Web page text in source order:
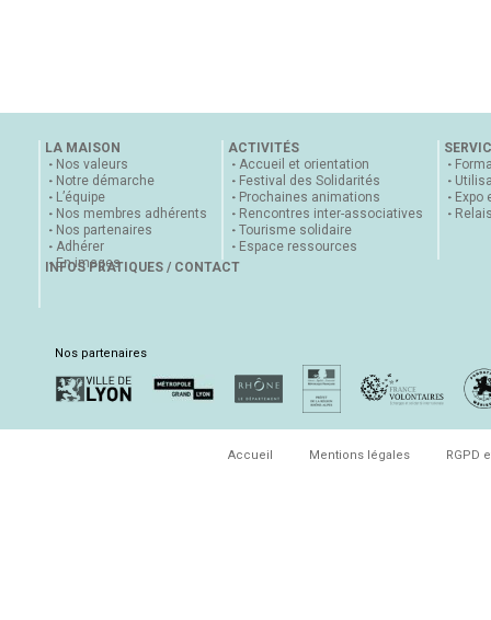
LA MAISON
Nos valeurs
Notre démarche
L’équipe
Nos membres adhérents
Nos partenaires
Adhérer
En images
ACTIVITÉS
Accueil et orientation
Festival des Solidarités
Prochaines animations
Rencontres inter-associatives
Tourisme solidaire
Espace ressources
Expo
INFOS PRATIQUES / CONTACT
Nos partenaires
Accueil Mentions légales RGPD